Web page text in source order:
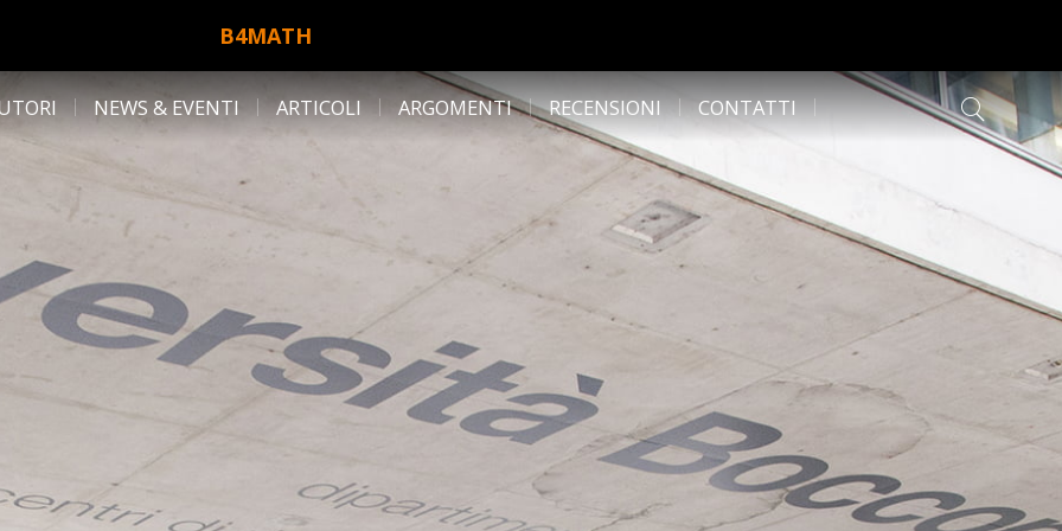
B4MATH
NEWS & EVENTI ARTICOLI ARGOMENTI RECENSIONI CONTATTI